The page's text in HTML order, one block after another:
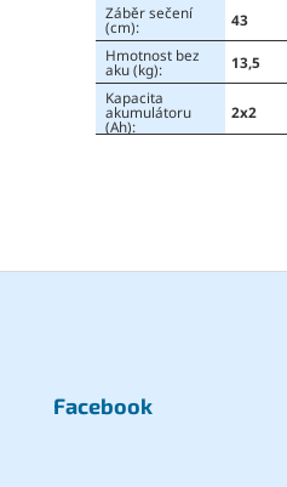
Záběr sečení
(cm):
43
Hmotnost bez
aku (kg):
13,5
Kapacita
akumulátoru
(Ah):
2x2
Facebook